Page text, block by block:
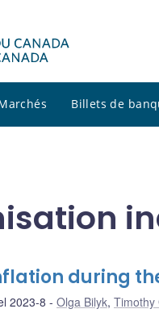
Billets de
during
2023-8 Olga Bilyk, Timothy